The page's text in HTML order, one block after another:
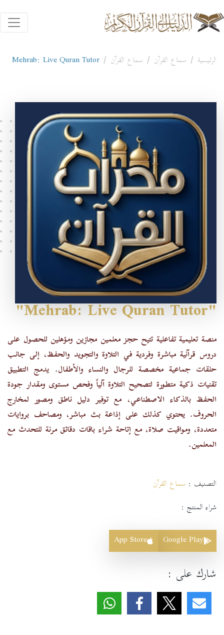
الرئيسية سماع القرآن سماع القرآن Mehrab: Live Quran Tutor
"Mehrab: Live Quran Tutor"
منصة تعليمية تفاعلية تتيح حجز معلمين مجازين ومؤهلين للحصول على
دروس قرآنية مباشرة وفردية في التلاوة والتجويد والحفظ، إلى جانب
حلقات جماعية مخصصة للرجال والنساء والأطفال. يدمج التطبيق
تقنيات ذكية متطورة لتصحيح التلاوة آلياً وفحص مستوى ومقدار جودة
الحفظ بالذكاء الاصطناعي، مع توفير دليل ناطق ومصور لمخارج
الحروف. يحتوي كذلك على إذاعة بث مباشر، ومصاحف بروايات
متعددة، ومواقيت صلاة، مع إتاحة شراء باقات دقائق مرنة للتحدث مع
المعلمين.
التصنيف : سماع القرآن
شراء المنتج :
Google Play
App Store
شارك على :